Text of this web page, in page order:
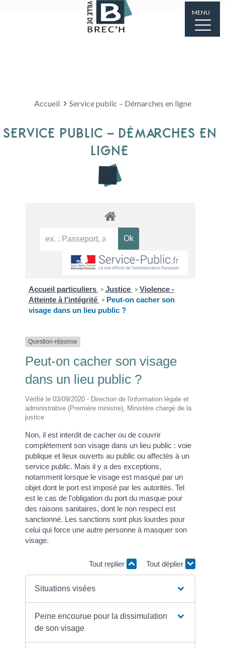
MENU
Accueil Service public – Démarches en ligne
SERVICE PUBLIC – DÉMARCHES EN
LIGNE
Accueil particuliers > Justice > Violence -
Atteinte à l'intégrité > Peut-on cacher son
visage dans un lieu public ?
Question-réponse
Peut-on cacher son visage
dans un lieu public ?
Vérifié le 03/09/2020 - Direction de l'information légale et
administrative (Première ministre), Ministère chargé de la
justice
Non, il est interdit de cacher ou de couvrir
complètement son visage dans un lieu public : voie
publique et lieux ouverts au public ou affectés à un
service public. Mais il y a des exceptions,
notamment lorsque le visage est masqué par un
objet dont le port est imposé par les autorités. Tel
est le cas de l'obligation du port du masque pour
des raisons sanitaires, dont le non respect est
sanctionné. Les sanctions sont plus lourdes pour
celui qui force une autre personne à masquer son
visage.
Tout replier Tout déplier
Situations visées
Peine encourue pour la dissimulation
de son visage